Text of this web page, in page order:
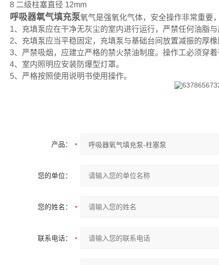
8 二级柱塞直径 12mm
呼吸器氧气填充泵氧气是强氧化气体，安全操作非常重要
1、充填泵应在干净无灰尘的室内进行运行，严禁任何油脂
2、充填泵应当平稳固定，充填泵与基础台间放置减振的厚
3、严禁吸烟，应建立严格的禁火禁油制度。操作工必须穿
4、室内照明应安装防爆型灯罩。
5、严格按照使用说明书使用操作。
产品：
您的单位：
您的姓名：
联系电话：